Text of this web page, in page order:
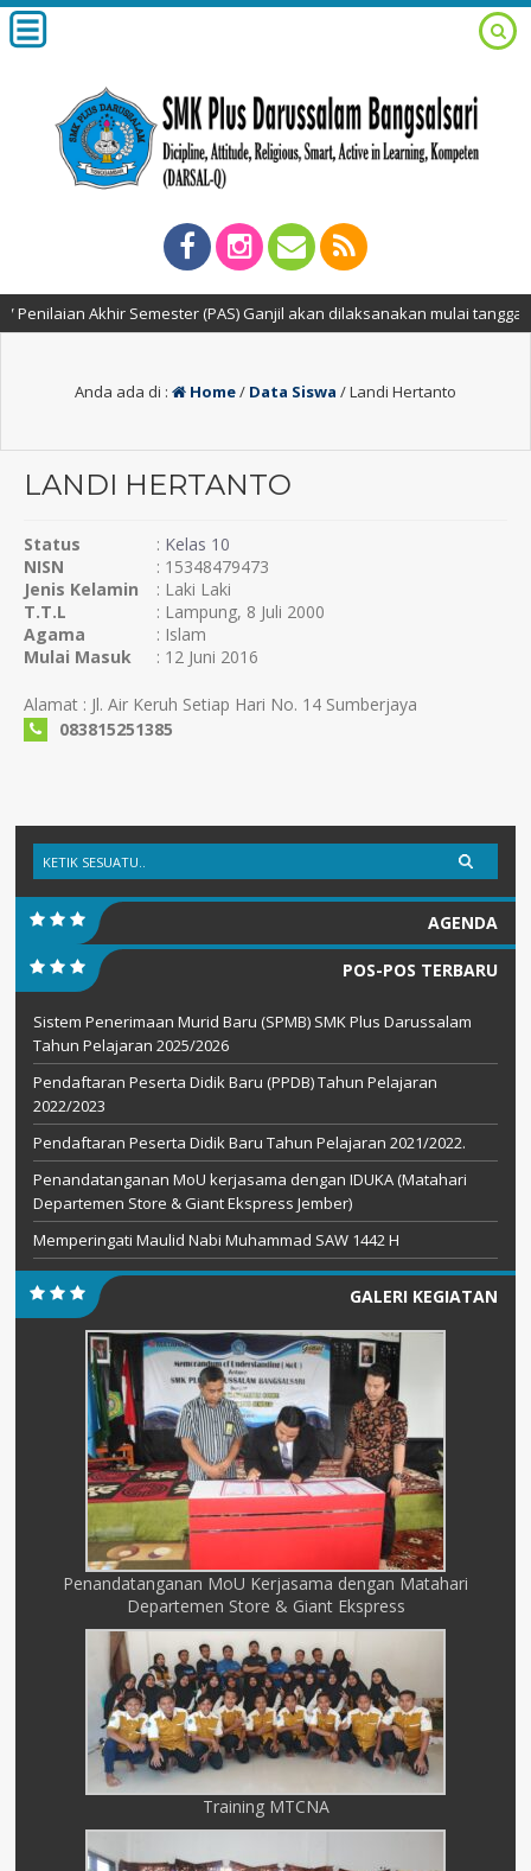
Akhir Semester (PAS) Ganjil akan dilaksanakan mulai tanggal 2 s/
Anda ada di : Home/ Data Siswa /Landi Hertanto
LANDI HERTANTO
Status : Kelas 10
NISN
: 15348479473
Jenis Kelamin
: Laki Laki
T.T.L
: Lampung, 8 Juli 2000
Agama
: Islam
Mulai Masuk
: 12 Juni 2016
Alamat : Jl. Air Keruh Setiap Hari No. 14 Sumberjaya
083815251385
AGENDA
POS-POS TERBARU
Sistem Penerimaan Murid Baru (SPMB) SMK Plus Darussalam
Tahun Pelajaran 2025/2026
Pendaftaran Peserta Didik Baru (PPDB) Tahun Pelajaran
2022/2023
Pendaftaran Peserta Didik Baru Tahun Pelajaran 2021/2022.
Penandatanganan MoU kerjasama dengan IDUKA (Matahari
Departemen Store & Giant Ekspress Jember)
Memperingati Maulid Nabi Muhammad SAW 1442 H
GALERI KEGIATAN
Penandatanganan MoU Kerjasama dengan Matahari
Departemen Store & Giant Ekspress
Training MTCNA